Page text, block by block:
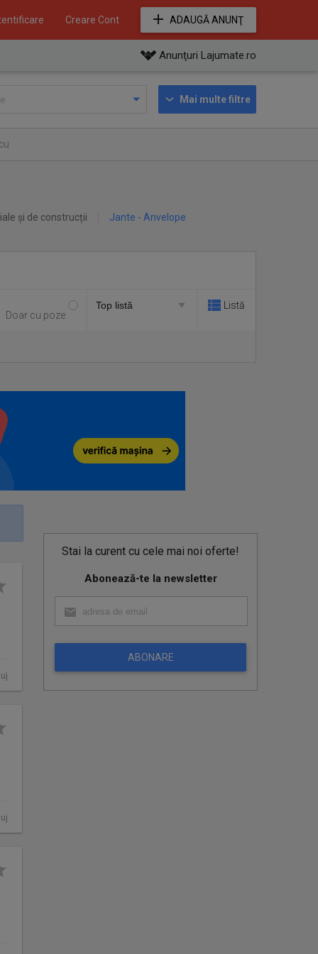
Creare Cont ADAUGĂ ANUNŢ
Anunţuri Lajumate.ro
Mai multe filtre
și de construcții Jante - Anvelope
Doar cu poze
Listă
Stai la curent cu cele mai noi oferte!
Abonează-te la newsletter
ABONARE